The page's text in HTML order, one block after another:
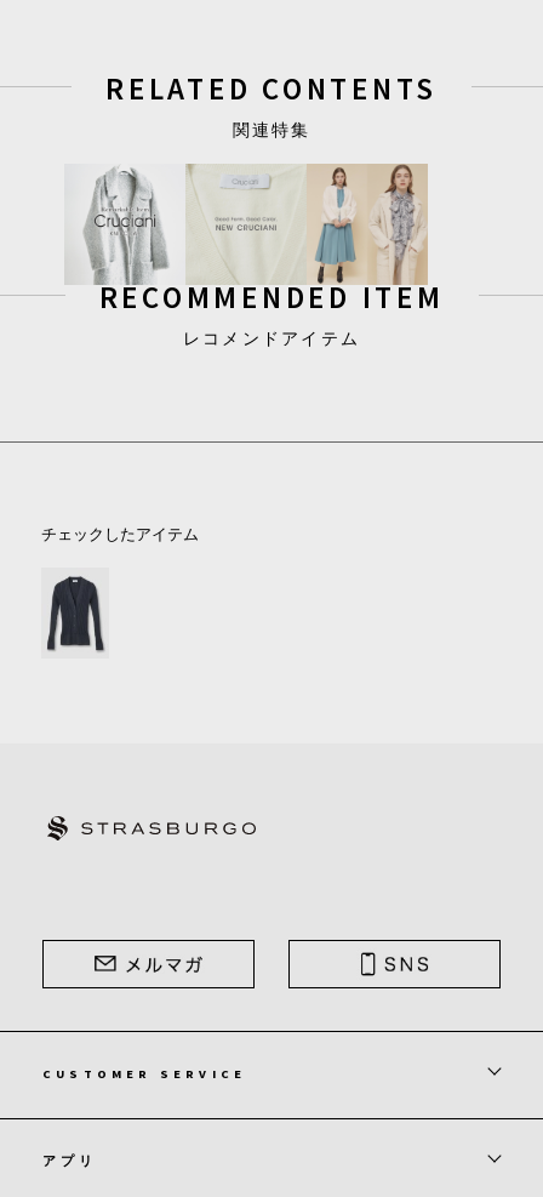
RELATED CONTENTS
関連特集
RECOMMENDED ITEM
レコメンドアイテム
チェックしたアイテム
CUSTOMER SERVICE
アプリ